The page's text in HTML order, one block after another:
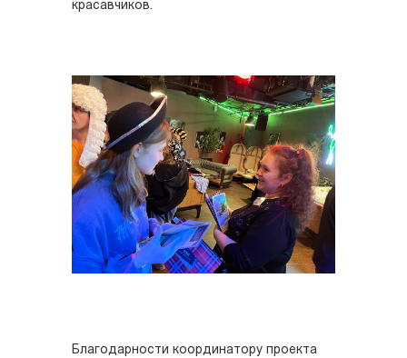
красавчиков.
Благодарности координатору проекта